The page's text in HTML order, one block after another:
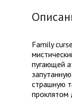
Family
пугающей
страшную
проклятом